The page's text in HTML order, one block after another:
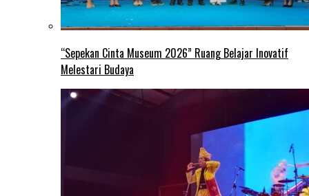
“Sepekan Cinta Museum 2026” Ruang Belajar Inovatif
Melestari Budaya